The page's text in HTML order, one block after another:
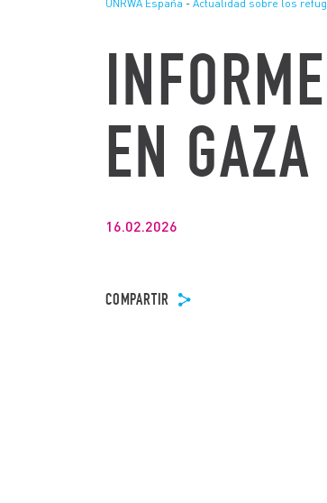
UNRWA España - Actualidad sobre los
EN GAZA
16.02.2026
COMPARTIR